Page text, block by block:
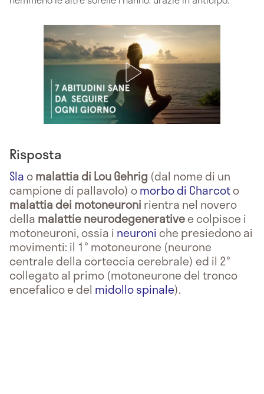
Risposta
Slaomalattia di Lou Gehrig (dal nome di un
campione di pallavolo) omorbo di Charcoto
malattia dei motoneuroni rientra nel novero
della malattie neurodegenerativee colpisce i
motoneuroni, ossia i neuroniche presiedono ai
movimenti: il 1° motoneurone (neurone
centrale della corteccia cerebrale) ed il 2°
collegato al primo (motoneurone del tronco
encefalico e del midollo spinale).